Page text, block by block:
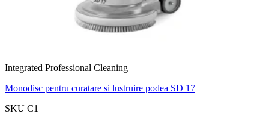
Integrated Professional Cleaning
Monodisc pentru curatare si lustruire podea SD 17
SKU C1